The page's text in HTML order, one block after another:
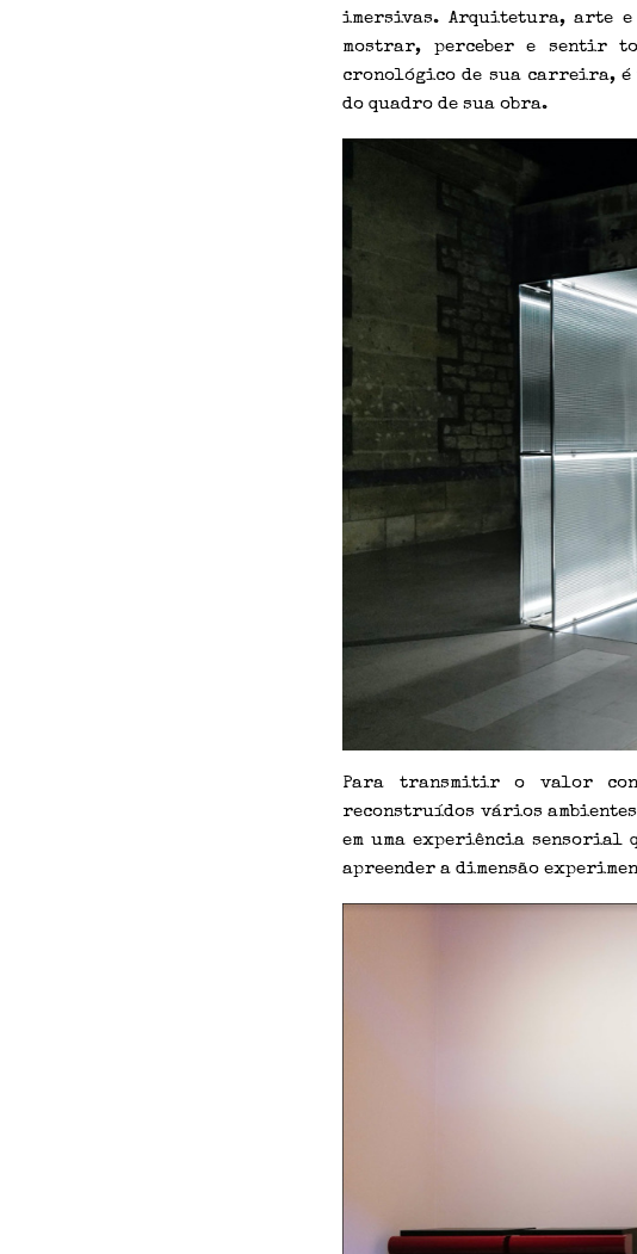
imersivas. Arquitetura, arte e
mostrar, perceber e sentir
cronológico de sua carreira, é
do quadro de sua obra.
Para transmitir o valor
reconstruídos vários
em uma experiência sensorial
apreender a dimensão